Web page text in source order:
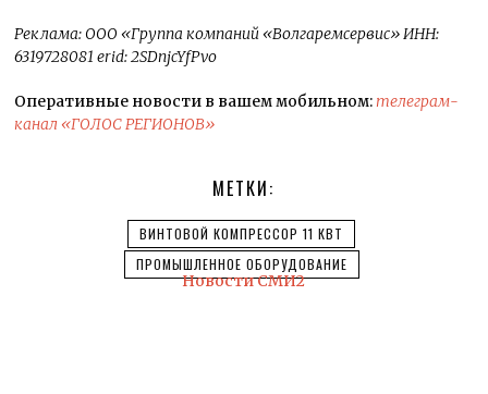
Реклама: ООО «Группа компаний «Волгаремсервис» ИНН:
6319728081erid: 2SDnjcYfPvo
Оперативные новости в вашем мобильном:телеграм-
канал «ГОЛОС РЕГИОНОВ»
МЕТКИ:
ВИНТОВОЙ КОМПРЕССОР 11 КВТ
ПРОМЫШЛЕННОЕ ОБОРУДОВАНИЕ
Новости СМИ2